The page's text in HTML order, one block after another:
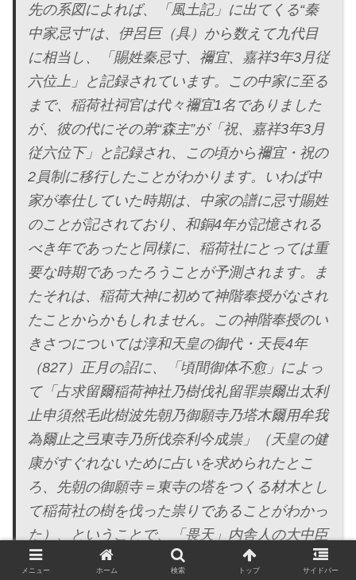
先の系図によれば、「風土記」に出てくる“秦
中家忌寸”は、伊呂巨（具）から数えて九代目
に相当し、「賜姓秦忌寸、禰宜、嘉祥3年3月従
六位上」と記録されています。この中家に至る
まで、稲荷社祠官は代々禰宜1名でありました
が、彼の代にその弟“森主”が「祝、嘉祥3年3月
従六位下」と記録され、この頃から禰宜・祝の
2員制に移行したことがわかります。いわば中
家が奉仕していた時期は、中家の譜に忌寸賜姓
のことが記されており、和銅4年が記憶される
べき年であったと同様に、稲荷社にとっては重
要な時期であったろうことが予測されます。ま
たそれは、稲荷大神に初めて神階奉授がなされ
たことからかもしれません。この神階奉授のい
きさつについては淳和天皇の御代・天長4年
（827）正月の詔に、「頃間御体不愈」によっ
て「占求留爾稲荷神社乃樹伐礼留罪祟爾出太利
止申須然毛此樹波先朝乃御願寺乃塔木爾用牟我
為爾止之弖東寺乃所伐奈利今成祟」（天皇の健
康がすぐれないために占いを求められたとこ
ろ、先朝の御願寺＝東寺の塔をつくる材木とし
て稲荷社の樹を伐った祟りであることがわかっ
た）、ということで、「畏天」内舎人の大中臣
雄良を遣わして「従五位下乃冠授奉理治奉（従
メニュー ホーム 検索 トップ サイドバー